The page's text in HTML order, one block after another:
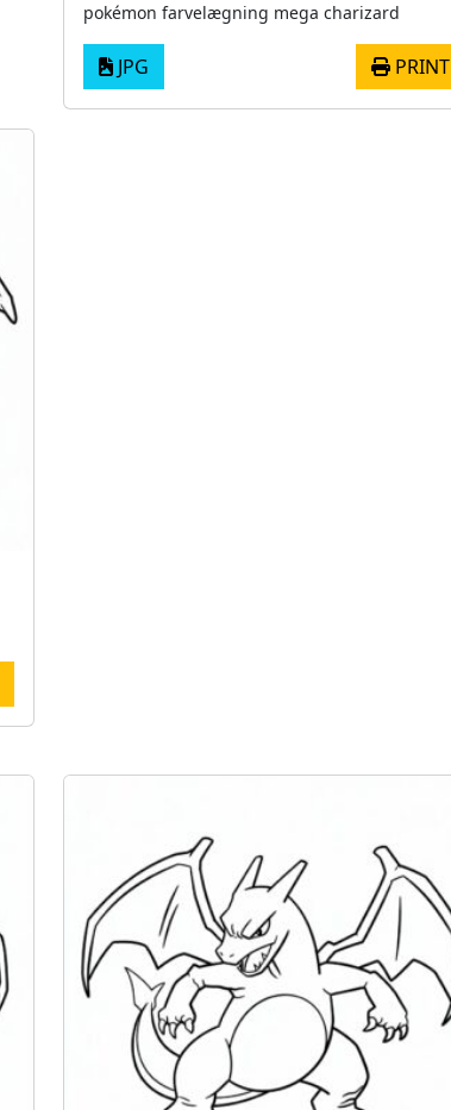
pokémon farvelægning mega charizard
JPG PRINT